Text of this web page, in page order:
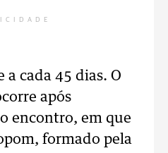
a cada 45 dias. O
após
encontro, em que
formado pela